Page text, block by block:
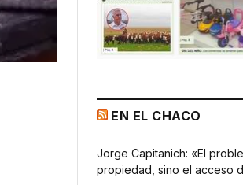
EN EL CHACO
Jorge Capitanich: «El
propiedad, sino el acceso